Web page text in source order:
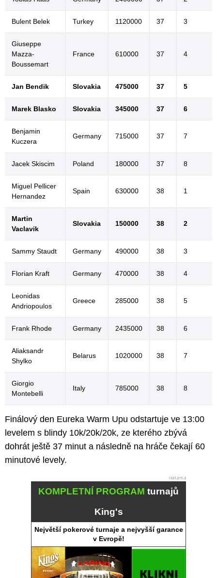
Bulent Belek Turkey 1120000 37 3
Giuseppe
Mazza-
Boussemart
France 610000 37 4
Jan Bendik Slovakia 475000 37 5
Marek Blasko Slovakia 345000 37 6
Benjamin
Kuczera
Germany 715000 37 7
Jacek Skiscim Poland 180000 37 8
Miguel Pellicer
Hernandez
Spain 630000 38 1
Martin
Vaclavik
Slovakia 150000 38 2
Sammy Staudt Germany 490000 38 3
Florian Kraft Germany 470000 38 4
Leonidas
Andriopoulos
Greece 285000 38 5
Frank Rhode Germany 2435000 38 6
Aliaksandr
Shylko
Belarus 1020000 38 7
Giorgio
Montebelli
Italy 785000 38 8
Finálový den Eureka Warm Upu odstartuje ve 13:00
levelem s blindy 10k/20k/20k, ze kterého zbývá
dohrát ještě 37 minut a následně na hráče čekají 60
minutové levely.
KOMPLETNÍ PROGRAM turnajů
King's
Největší pokerové turnaje a nejvyšší garance
v Evropě!